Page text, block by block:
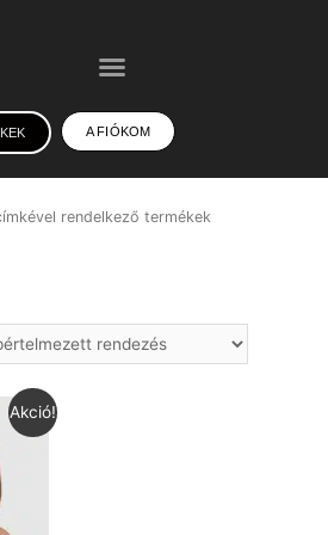
A FIÓKOM
rendelkező termékek
Akció!